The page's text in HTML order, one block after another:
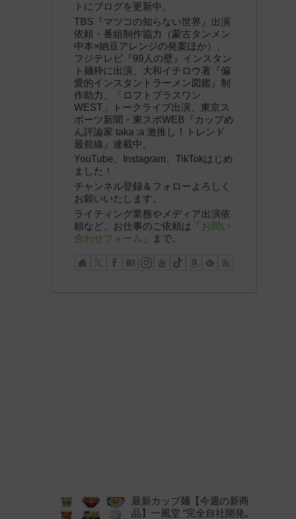
トにブログを更新中。
TBS『マツコの知らない世界』出演
依頼・番組制作協力（蒙古タンメン
中本×納豆アレンジの発案ほか）、
フジテレビ『99人の壁』インスタン
ト麺枠に出演、大和イチロウ著『偏
愛的インスタントラーメン図鑑』制
作助力、「ロフトプラスワン
WEST」トークライブ出演、東京ス
ポーツ新聞・東スポWEB『カップめ
ん評論家 taka :a 激推し！トレンド
最前線』連載中。
YouTube、Instagram、TikTokはじめ
ました！
チャンネル登録＆フォローよろしく
お願いいたします。
ライティング業務やメディア出演依
頼など、お仕事のご依頼は「 お問い
合わせフォーム 」まで。
最新カップ麺【今週の新商
品】一風堂 “完全自社開発„